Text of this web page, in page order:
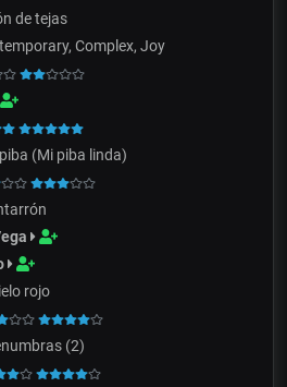
de tejas
Complex, Joy
(Mi piba linda)
rojo
(2)